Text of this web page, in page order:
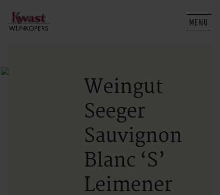
MENU
Weingut
Seeger
Sauvignon
Blanc ‘S’
Leimener